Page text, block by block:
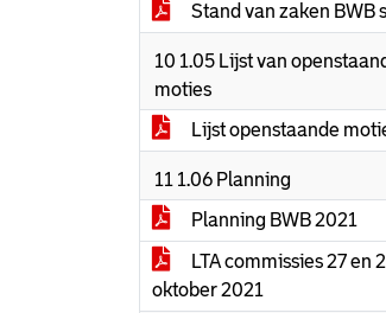
Stand van zaken BWB
10 1.05 Lijst van
moties
Lijst openstaande
11 1.06 Planning
Planning BWB 2021
LTA commissies 27 en
oktober 2021